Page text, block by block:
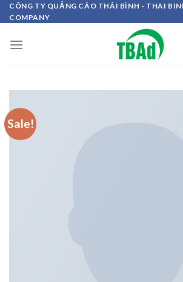
Skip
to
CÔNG TY QUẢNG CÁO THÁI BÌNH - THAI
COMPANY
Sale!